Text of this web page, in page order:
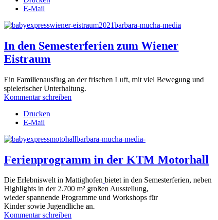
E-Mail
In den Semesterferien zum Wiener
Eistraum
Ein Familienausflug an der frischen Luft, mit viel Bewegung und
spielerischer Unterhaltung.
Kommentar schreiben
Drucken
E-Mail
Ferienprogramm in der KTM Motorhall
Die Erlebniswelt in Mattighofen bietet in den Semesterferien, neben
Highlights in der 2.700 m² großen Ausstellung,
wieder spannende Programme und Workshops für
Kinder sowie Jugendliche an.
Kommentar schreiben